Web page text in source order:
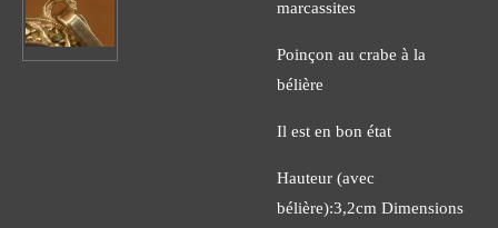
marcassites
Poinçon au crabe à la
bélière
Il est en bon état
Hauteur (avec
bélière):3,2cm Dimensions